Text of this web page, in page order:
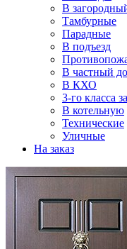
В
Тамбурные
Парадные
В подъезд
В частный
В КХО
3-го класса
В котельную
Технические
Уличные
На заказ